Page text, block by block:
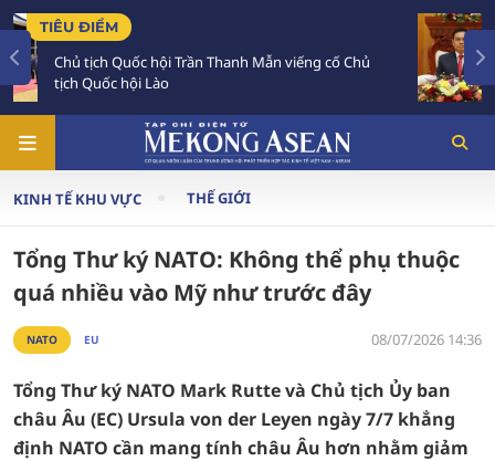
Chủ tịch Quốc hội Lào luôn dành tình cảm sâu
KINH TẾ KHU VỰC THẾ GIỚI
Tổng Thư ký NATO: Không thể phụ thuộc
quá nhiều vào Mỹ như trước đây
NATO EU 08/07/2026 14:36
Tổng Thư ký NATO Mark Rutte và Chủ tịch Ủy ban
châu Âu (EC) Ursula von der Leyen ngày 7/7 khẳng
định NATO cần mang tính châu Âu hơn nhằm giảm